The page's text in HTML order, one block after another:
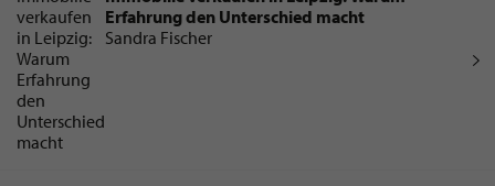
Erfahrung den Unterschied macht
Sandra Fischer